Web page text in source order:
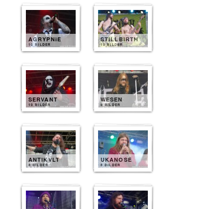
AGRYPNIE
10 BILDER
STILLBIRTH
10 BILDER
SERVANT
10 BILDER
WESEN
8 BILDER
ANTIKVLT
8 BILDER
UKANOSE
8 BILDER